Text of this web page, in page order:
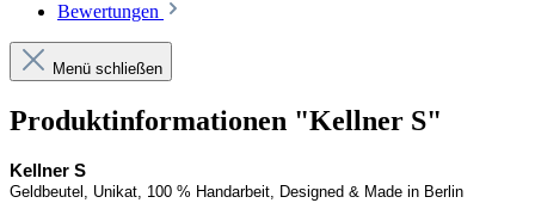
Bewertungen
Menü schließen
Produktinformationen "Kellner S"
Kellner S
Geldbeutel, Unikat, 100 % Handarbeit, Designed & Made in Berlin